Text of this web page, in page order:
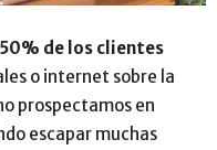
50% de los clientes
o internet sobre la
prospectamos en
escapar muchas